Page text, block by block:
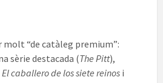
molt “de catàleg premium”:
sèrie destacada (The Pitt),
El caballero de los siete reinos i